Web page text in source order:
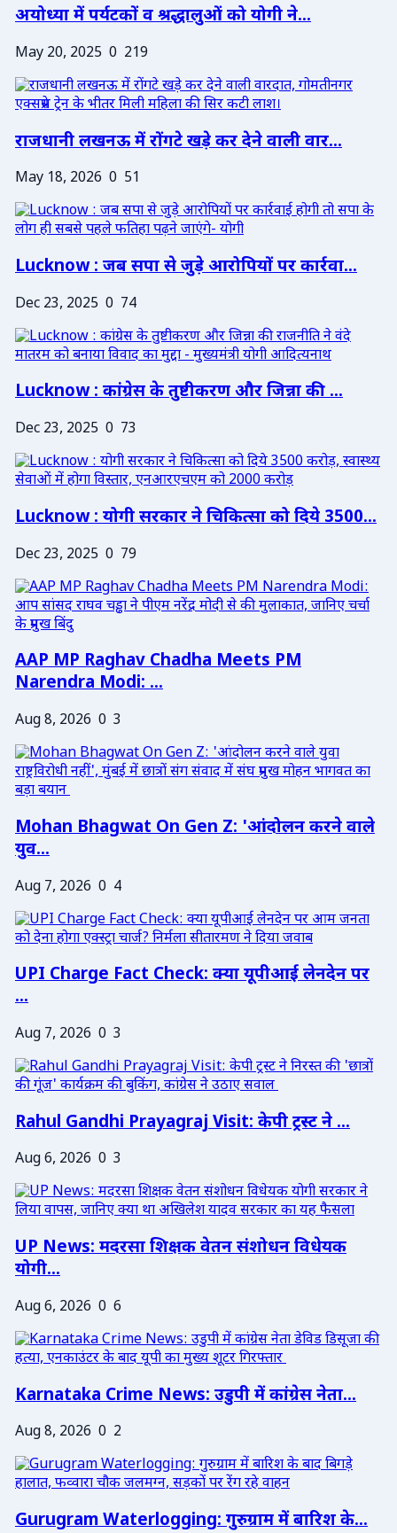
अयोध्या में पर्यटकों व श्रद्धालुओं को योगी ने...
May 20, 2025 0 219
राजधानी लखनऊ में रोंगटे खड़े कर देने वाली वार...
May 18, 2026 0 51
Lucknow : जब सपा से जुड़े आरोपियों पर कार्रवा...
Dec 23, 2025 0 74
Lucknow : कांग्रेस के तुष्टीकरण और जिन्ना की ...
Dec 23, 2025 0 73
Lucknow : योगी सरकार ने चिकित्सा को दिये 3500...
Dec 23, 2025 0 79
AAP MP Raghav Chadha Meets PM
Narendra Modi: ...
Aug 8, 2026 0 3
Mohan Bhagwat On Gen Z: 'आंदोलन करने वाले
युव...
Aug 7, 2026 0 4
UPI Charge Fact Check: क्या यूपीआई लेनदेन पर
...
Aug 7, 2026 0 3
Rahul Gandhi Prayagraj Visit: केपी ट्रस्ट ने ...
Aug 6, 2026 0 3
UP News: मदरसा शिक्षक वेतन संशोधन विधेयक
योगी...
Aug 6, 2026 0 6
Karnataka Crime News: उडुपी में कांग्रेस नेता...
Aug 8, 2026 0 2
Gurugram Waterlogging: गुरुग्राम में बारिश के...